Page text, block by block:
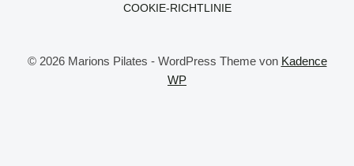
COOKIE-RICHTLINIE
© 2026 Marions Pilates - WordPress Theme von Kadence
WP